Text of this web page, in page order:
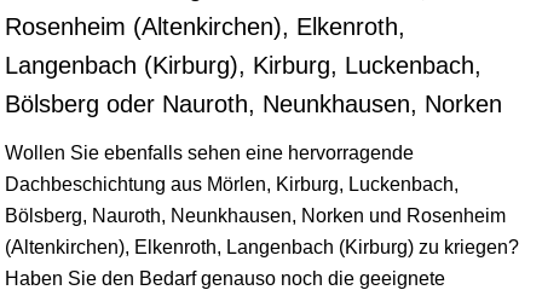
Rosenheim (Altenkirchen), Elkenroth,
Langenbach (Kirburg), Kirburg, Luckenbach,
Bölsberg oder Nauroth, Neunkhausen, Norken
Wollen Sie ebenfalls sehen eine hervorragende
Dachbeschichtung aus Mörlen, Kirburg, Luckenbach,
Bölsberg, Nauroth, Neunkhausen, Norken und Rosenheim
(Altenkirchen), Elkenroth, Langenbach (Kirburg) zu kriegen?
Haben Sie den Bedarf genauso noch die geeignete